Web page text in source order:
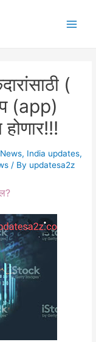
(
(app)
, India updates,
/ By updatesa2z